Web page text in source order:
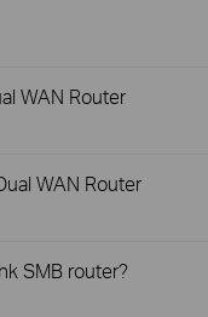
WAN Router
WAN Router
SMB router?